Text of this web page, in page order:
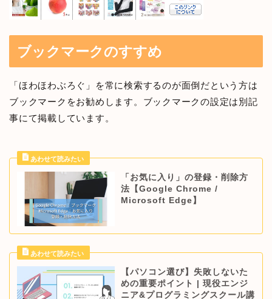
ブックマークのすすめ
「ほわほわぶろぐ」を常に検索するのが面倒だという方は
ブックマークをお勧めします。ブックマークの設定は別記
事にて掲載しています。
「お気に入り」の登録・削除方
法【Google Chrome /
Microsoft Edge】
【パソコン選び】失敗しないた
めの重要ポイント | 現役エンジ
ニア&プログラミングスクール講